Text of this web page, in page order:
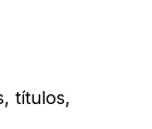
títulos,